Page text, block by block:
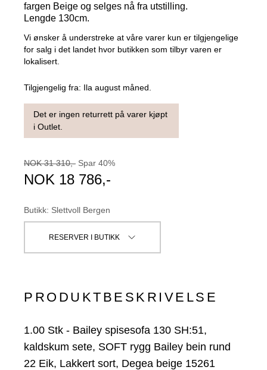
fargen Beige og selges nå fra utstilling.
Lengde 130cm.
Vi ønsker å understreke at våre varer kun er tilgjengelige
for salg i det landet hvor butikken som tilbyr varen er
lokalisert.
Tilgjengelig fra: Ila august måned.
Det er ingen returrett på varer kjøpt
i Outlet.
NOK 31 310,- Spar 40%
NOK 18 786,-
Butikk: Slettvoll Bergen
RESERVER I BUTIKK
PRODUKTBESKRIVELSE
1.00 Stk - Bailey spisesofa 130 SH:51,
kaldskum sete, SOFT rygg Bailey bein rund
22 Eik, Lakkert sort, Degea beige 15261